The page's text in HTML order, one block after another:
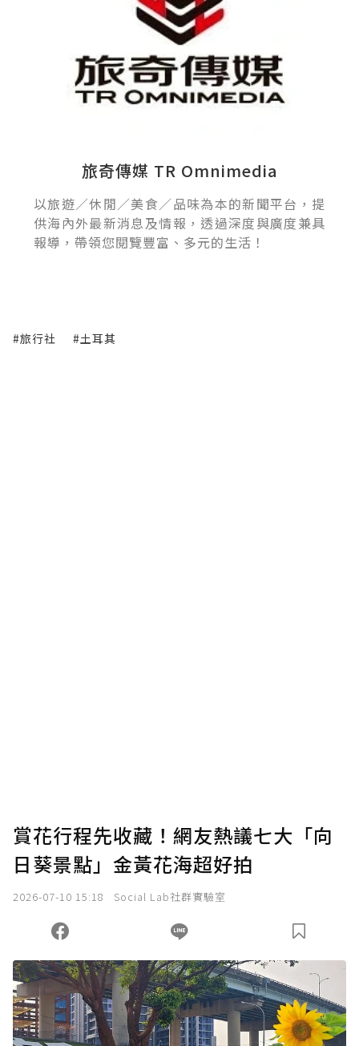
旅奇傳媒 TR Omnimedia
以旅遊／休閒／美食／品味為本的新聞平台，提
供海內外最新消息及情報，透過深度與廣度兼具
報導，帶領您閱覽豐富、多元的生活！
#旅行社 #土耳其
賞花行程先收藏！網友熱議七大「向
日葵景點」金黃花海超好拍
2026-07-10 15:18 Social Lab社群實驗室